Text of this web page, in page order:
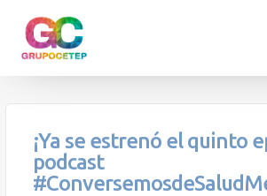
¡Ya se estrenó el quinto
podcast